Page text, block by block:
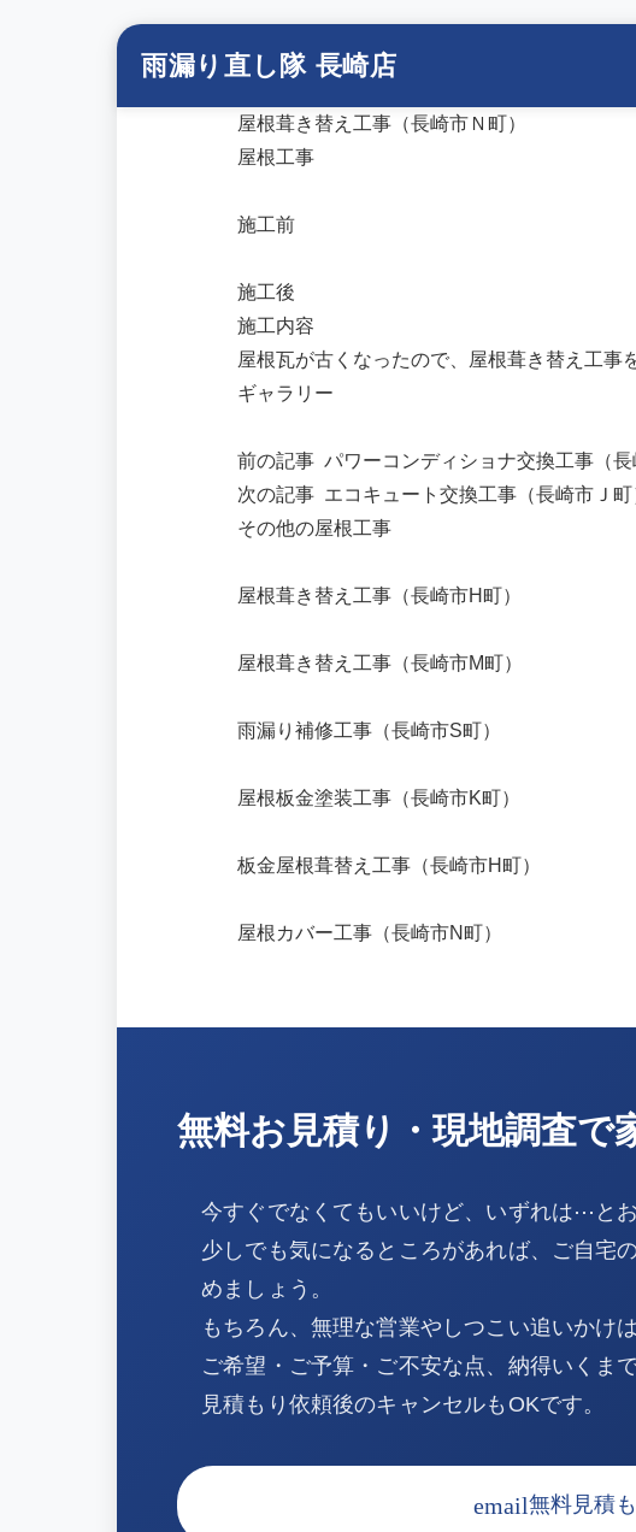
雨漏り直し隊 長崎店
屋根葺き替え工事（長崎市Ｎ町）
屋根工事
施工前
施工後
施工内容
屋根瓦が古くなったので、屋根葺き替え工事
ギャラリー
前の記事 パワーコンディショナ交換工事（長
次の記事 エコキュート交換工事（長崎市Ｊ町
その他の屋根工事
屋根葺き替え工事（長崎市H町）
屋根葺き替え工事（長崎市M町）
雨漏り補修工事（長崎市S町）
屋根板金塗装工事（長崎市K町）
板金屋根葺替え工事（長崎市H町）
屋根カバー工事（長崎市N町）
無料お見積り・現地調査で
今すぐでなくてもいいけど、いずれは⋯と
少しでも気になるところがあれば、ご自宅
めましょう。
もちろん、無理な営業やしつこい追いかけ
ご希望・ご予算・ご不安な点、納得いくま
見積もり依頼後のキャンセルもOKです。
email無料見積